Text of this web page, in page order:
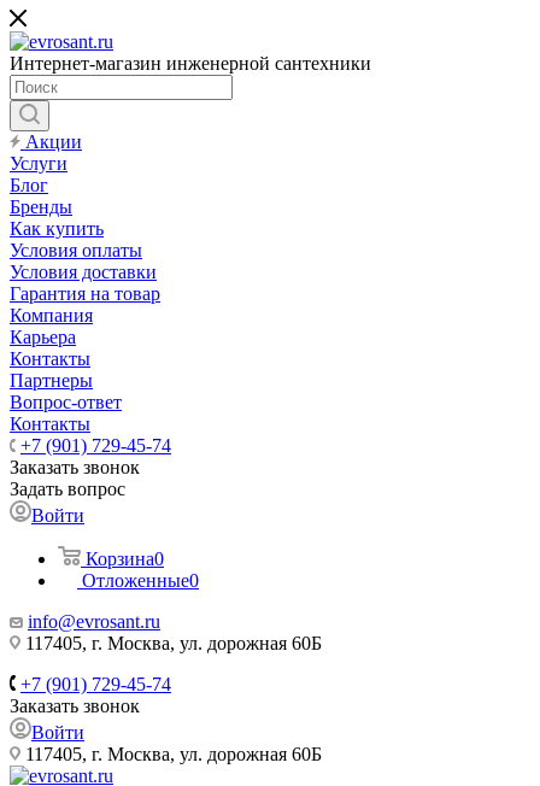
Интернет-магазин инженерной сантехники
Акции
Услуги
Блог
Бренды
Как купить
Условия оплаты
Условия доставки
Гарантия на товар
Компания
Карьера
Контакты
Партнеры
Вопрос-ответ
Контакты
+7 (901) 729-45-74
Заказать звонок
Задать вопрос
Войти
Корзина0
Отложенные0
info@evrosant.ru
117405, г. Москва, ул. дорожная 60Б
+7 (901) 729-45-74
Заказать звонок
Войти
117405, г. Москва, ул. дорожная 60Б